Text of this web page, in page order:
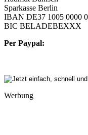
Sparkasse Berlin
IBAN DE37 1005 0000
BIC BELADEBEXXX
Per Paypal:
Werbung